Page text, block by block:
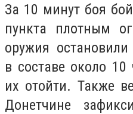
За 10 минут боя
пункта плотным
оружия
в составе около 10
их отойти. Также
Донетчине